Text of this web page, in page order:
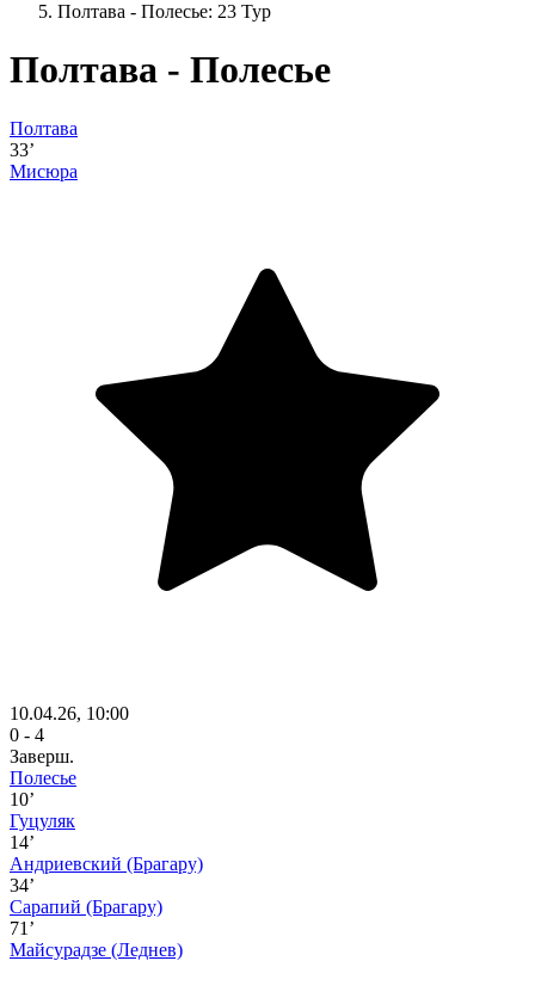
Полтава - Полесье: 23 Тур
Полтава - Полесье
Полтава
33’
Мисюра
10.04.26, 10:00
0 - 4
Заверш.
Полесье
10’
Гуцуляк
14’
Андриевский (Брагару)
34’
Сарапий (Брагару)
71’
Майсурадзе (Леднев)